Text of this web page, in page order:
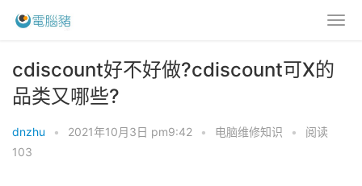
cdiscount好不好做?cdiscount可X的
品类又哪些?
dnzhu • 2021年10月3日 pm9:42 • 电脑维修知识 •
阅读
103